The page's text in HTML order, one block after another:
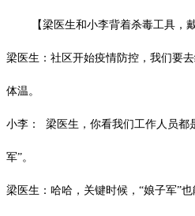
【梁医生和小李背着杀毒工具，
梁医生：社区开始疫情防控，我们要
体温。
小李： 梁医生，你看我们工作人员都
军”。
梁医生：哈哈，关键时候， “娘子军”